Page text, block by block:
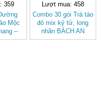
359
Mộc
–
Nhiên,
Lượt mua: 458
Combo 30 gói Trà táo
đỏ mix kỷ tử, long
nhãn BÁCH AN
KHANG - Trà Thảo